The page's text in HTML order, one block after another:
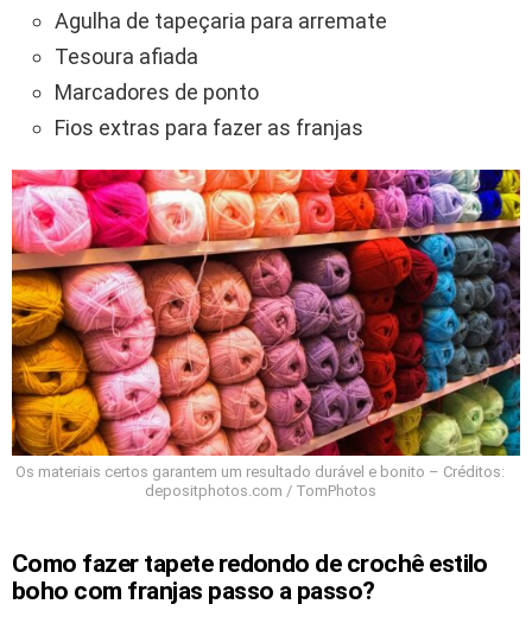
Agulha de tapeçaria para arremate
Tesoura afiada
Marcadores de ponto
Fios extras para fazer as franjas
Os materiais certos garantem um resultado durável e bonito – Créditos:
depositphotos.com / TomPhotos
Como fazer tapete redondo de crochê estilo
boho com franjas passo a passo?